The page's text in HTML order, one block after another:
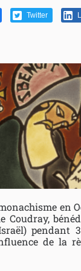
Twitter
en
Coudray,
pendant
de la